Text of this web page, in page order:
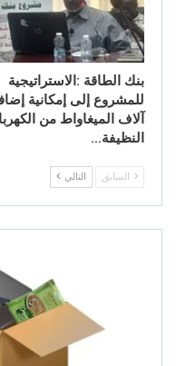
بنك الطاقة :الاستراتيجية
للمشروع إلى إمكانية
آلاف الميغاواط من
النظيفة…
السابق التالي